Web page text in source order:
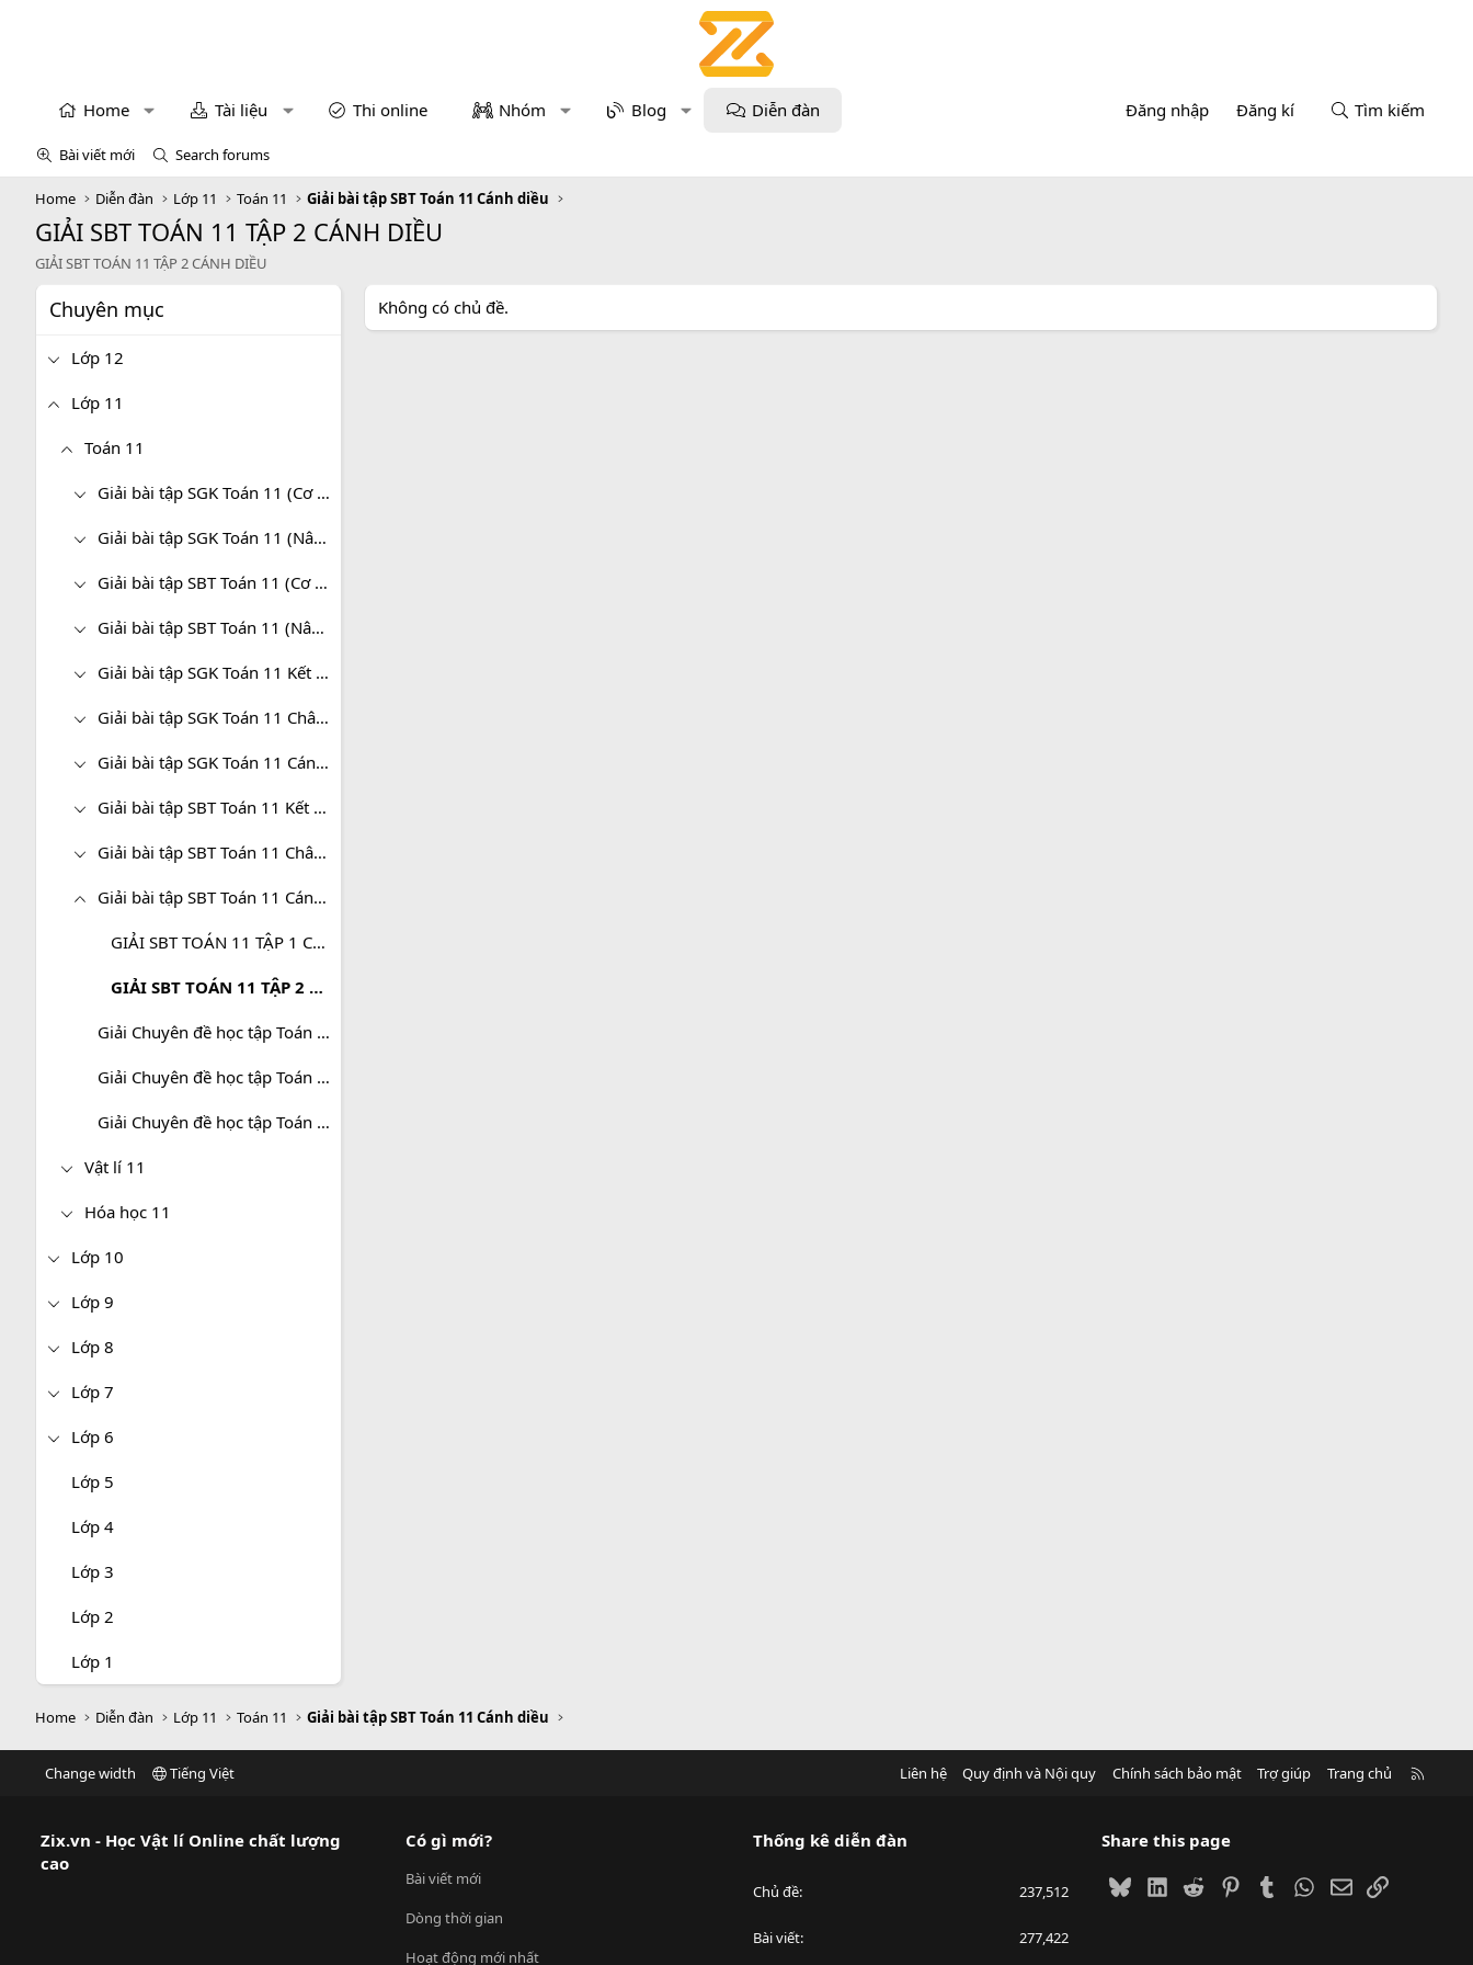
Home Tài liệu Thi online Nhóm Blog Diễn đàn Đăng nhập Đăng kí Tìm kiếm
Bài viết mới Search forums
Home Diễn đàn Lớp 11 Toán 11 Giải bài tập SBT Toán 11 Cánh diều
GIẢI SBT TOÁN 11 TẬP 2 CÁNH DIỀU
GIẢI SBT TOÁN 11 TẬP 2 CÁNH DIỀU
Chuyên mục
Lớp 12
Lớp 11
Toán 11
Giải bài tập SGK Toán 11 (Cơ bản)
Giải bài tập SGK Toán 11 (Nâng cao)
Giải bài tập SBT Toán 11 (Cơ bản)
Giải bài tập SBT Toán 11 (Nâng cao)
Giải bài tập SGK Toán 11 Kết nối tri thức
Giải bài tập SGK Toán 11 Chân trời sáng tạo
Giải bài tập SGK Toán 11 Cánh diều
Giải bài tập SBT Toán 11 Kết nối tri thức
Giải bài tập SBT Toán 11 Chân trời sáng tạo
Giải bài tập SBT Toán 11 Cánh diều
GIẢI SBT TOÁN 11 TẬP 1 CÁNH DIỀU
GIẢI SBT TOÁN 11 TẬP 2 CÁNH DIỀU
Giải Chuyên đề học tập Toán 11 Kết nối tri thức
Giải Chuyên đề học tập Toán 11 Chân trời sáng tạo
Giải Chuyên đề học tập Toán 11 Cánh diều
Vật lí 11
Hóa học 11
Lớp 10
Lớp 9
Lớp 8
Lớp 7
Lớp 6
Lớp 5
Lớp 4
Lớp 3
Lớp 2
Lớp 1
Không có chủ đề.
Home Diễn đàn Lớp 11 Toán 11 Giải bài tập SBT Toán 11 Cánh diều
Change width Tiếng Việt Liên hệ Quy định và Nội quy Chính sách bảo mật Trợ giúp Trang chủ
Zix.vn - Học Vật lí Online chất lượng
cao
Có gì mới?
Bài viết mới
Dòng thời gian
Hoạt động mới nhất
Thống kê diễn đàn
Chủ đề 237,512
Bài viết 277,422
Share this page
BlueskyLinkedIn
Reddit PinterestTumblrWhatsApp
EmailLink